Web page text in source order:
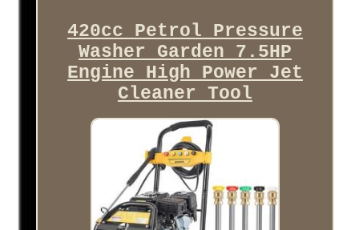
420cc Petrol Pressure
Washer Garden 7.5HP
Engine High Power Jet
Cleaner Tool